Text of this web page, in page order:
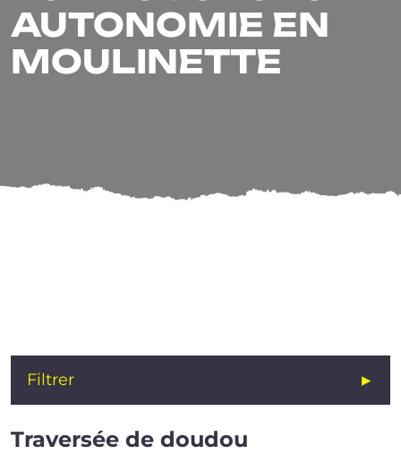
AUTONOMIE EN
MOULINETTE
Filtrer
Traversée de doudou